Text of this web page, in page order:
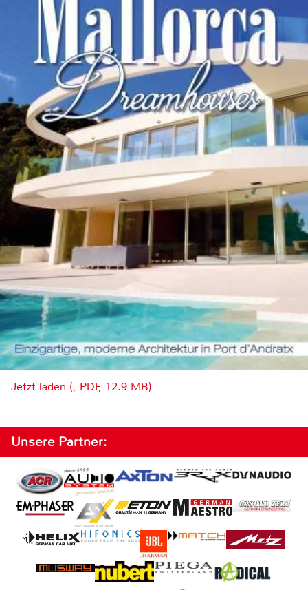
Jetzt laden (, PDF, 12.9 MB)
Unsere Partner: